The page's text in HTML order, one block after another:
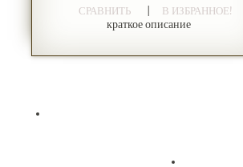
СРАВНИТЬ В ИЗБРАННОЕ!
краткое описание